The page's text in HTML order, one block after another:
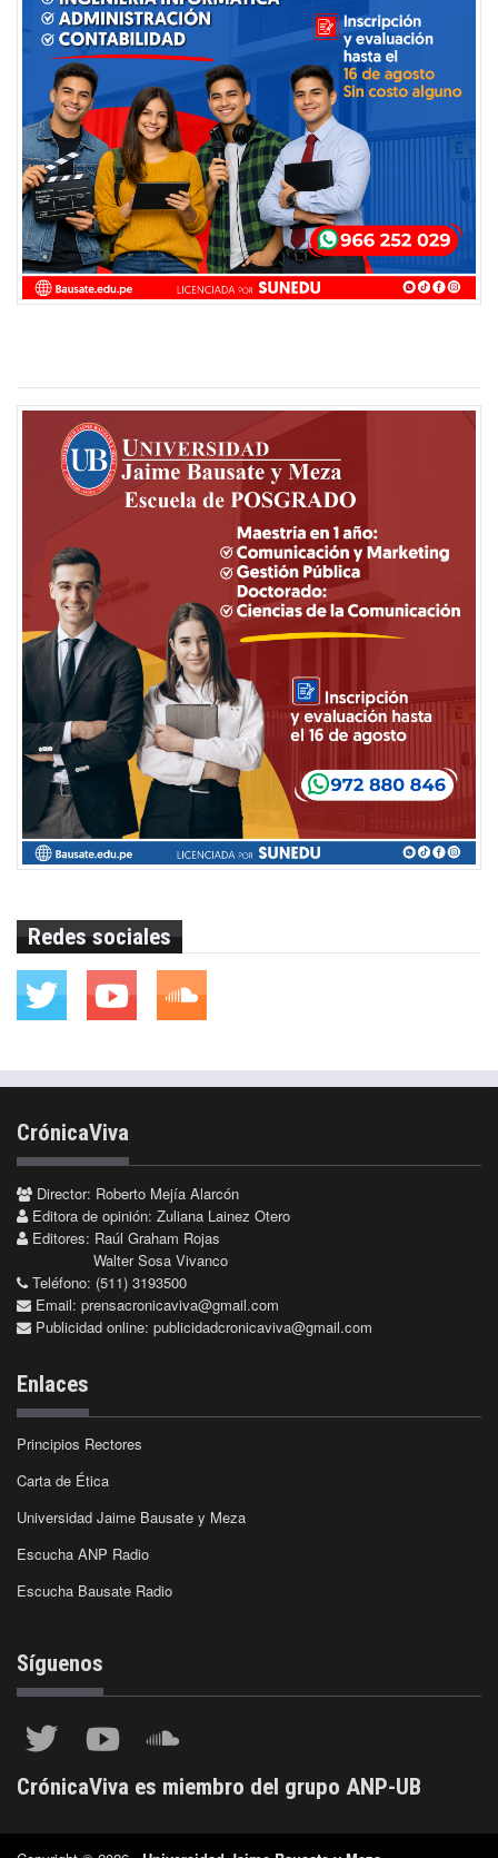
Redes sociales
CrónicaViva
Director: Roberto Mejía Alarcón
Editora de opinión: Zuliana Lainez Otero
Editores: Raúl Graham Rojas
Walter Sosa Vivanco
Teléfono: (511) 3193500
Email: prensacronicaviva@gmail.com
Publicidad online: publicidadcronicaviva@gmail.com
Enlaces
Principios Rectores
Carta de Ética
Universidad Jaime Bausate y Meza
Escucha ANP Radio
Escucha Bausate Radio
Síguenos
CrónicaViva es miembro del grupo ANP-UB